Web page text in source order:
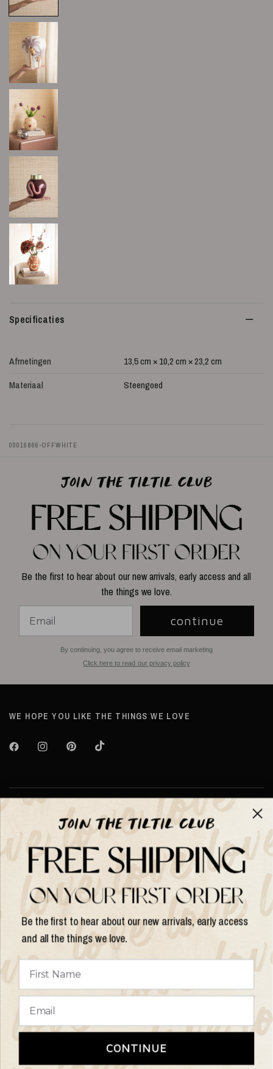
Specificaties
Afmetingen
13,5 cm × 10,2 cm × 23,2 cm
Materiaal
Steengoed
00016866-OFFWHITE
Be the first to hear about our new arrivals, early access and all
the things we love.
continue
By continuing, you agree to receive email marketing
Click here to read our privacy policy
WE HOPE YOU LIKE THE THINGS WE LOVE
Over TILTIL
Help
Shop op
bijwerken
© 2026 Things I Like Things I Love, All rights reserved.
Be the first to hear about our new arrivals, early access
and all the things we love.
CONTINUE